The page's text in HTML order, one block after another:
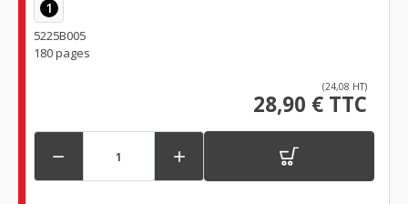
1
5225B005
180 pages
(24,08 HT)
28,90 € TTC
 